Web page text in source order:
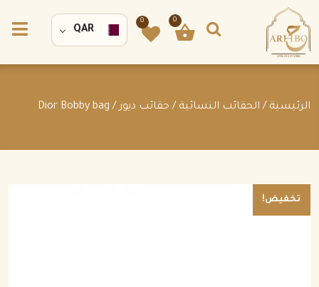
0
0
QAR
الرئيسية / الحقائب النسائية / حقائب ديور/ Dior Bobby bag
تخفيض!